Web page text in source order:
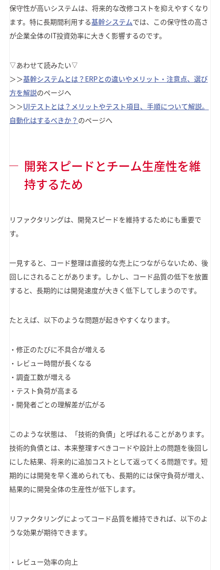
保守性が高いシステムは、将来的な改修コストを抑えやすくなり
ます。特に長期間利用する基幹システムでは、この保守性の高さ
が企業全体のIT投資効率に大きく影響するのです。
▽あわせて読みたい▽
＞＞基幹システムとは？ERPとの違いやメリット・注意点、選び
方を解説のページへ
＞＞UIテストとは？メリットやテスト項目、手順について解説。
自動化はするべきか？ のページへ
開発スピードとチーム生産性を維
持するため
リファクタリングは、開発スピードを維持するためにも重要で
す。
一見すると、コード整理は直接的な売上につながらないため、後
回しにされることがあります。しかし、コード品質の低下を放置
すると、長期的には開発速度が大きく低下してしまうのです。
たとえば、以下のような問題が起きやすくなります。
・修正のたびに不具合が増える
・レビュー時間が長くなる
・調査工数が増える
・テスト負荷が高まる
・開発者ごとの理解差が広がる
このような状態は、「技術的負債」と呼ばれることがあります。
技術的負債とは、本来整理すべきコードや設計上の問題を後回し
にした結果、将来的に追加コストとして返ってくる問題です。短
期的には開発を早く進められても、長期的には保守負荷が増え、
結果的に開発全体の生産性が低下します。
リファクタリングによってコード品質を維持できれば、以下のよ
うな効果が期待できます。
・レビュー効率の向上